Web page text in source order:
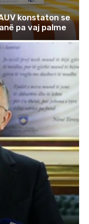
konstaton se
pa vaj palme